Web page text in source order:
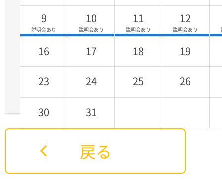
9
10 11 12
16 17 18 19
23 24 25 26
30 31